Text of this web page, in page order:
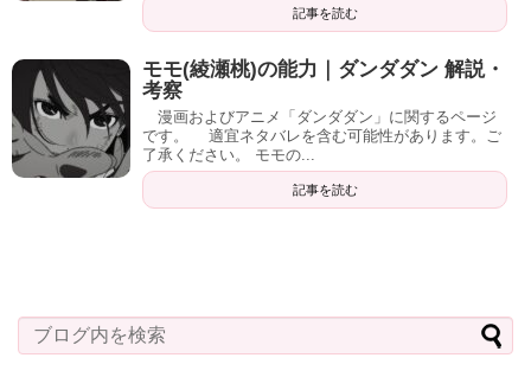
記事を読む
モモ(綾瀬桃)の能力｜ダンダダン 解説・
考察
漫画およびアニメ「ダンダダン」に関するページ
です。 適宜ネタバレを含む可能性があります。ご
了承ください。 モモの...
記事を読む